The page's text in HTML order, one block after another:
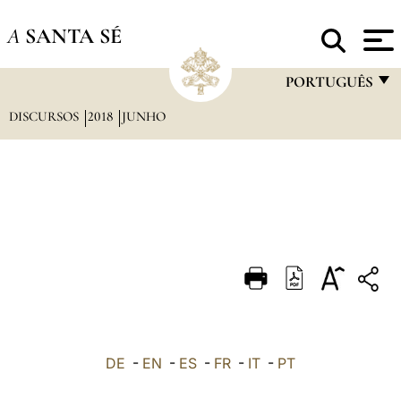
A SANTA SÉ
PORTUGUÊS
DEUTSCH
العربيّة
DISCURSOS 2018 JUNHO
DE - EN - ES - FR - IT - PT